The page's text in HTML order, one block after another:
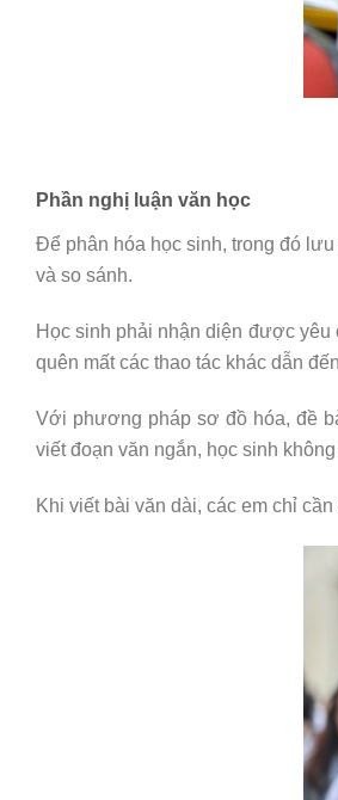
Phần nghị luận văn học
Để phân hóa học sinh, trong đó
và so sánh.
Học sinh phải nhận diện được yêu
quên mất các thao tác khác dẫn
Với phương pháp sơ đồ hóa, đề
viết đoạn văn ngắn, học sinh
Khi viết bài văn dài, các em chỉ